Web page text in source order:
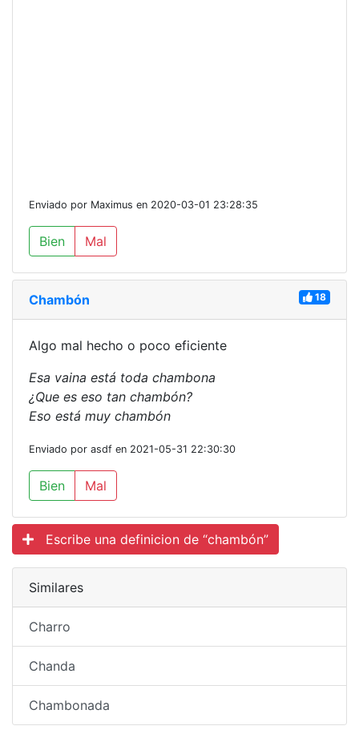
Enviado por Maximus en 2020-03-01 23:28:35
Bien Mal
Chambón 18
Algo mal hecho o poco eficiente
Esa vaina está toda chambona
¿Que es eso tan chambón?
Eso está muy chambón
Enviado por asdf en 2021-05-31 22:30:30
Bien Mal
Escribe una definicion de “chambón”
Similares
Charro
Chanda
Chambonada